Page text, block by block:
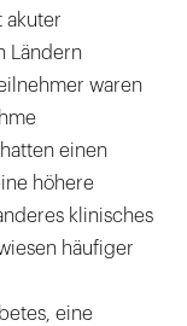
akuter
Ländern
waren
einen
höhere
klinisches
häufiger
eine